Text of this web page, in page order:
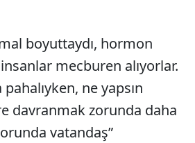
boyuttaydı, hormon
mecburen alıyorlar.
pahalıyken, ne yapsın
davranmak zorunda daha
vatandaş”